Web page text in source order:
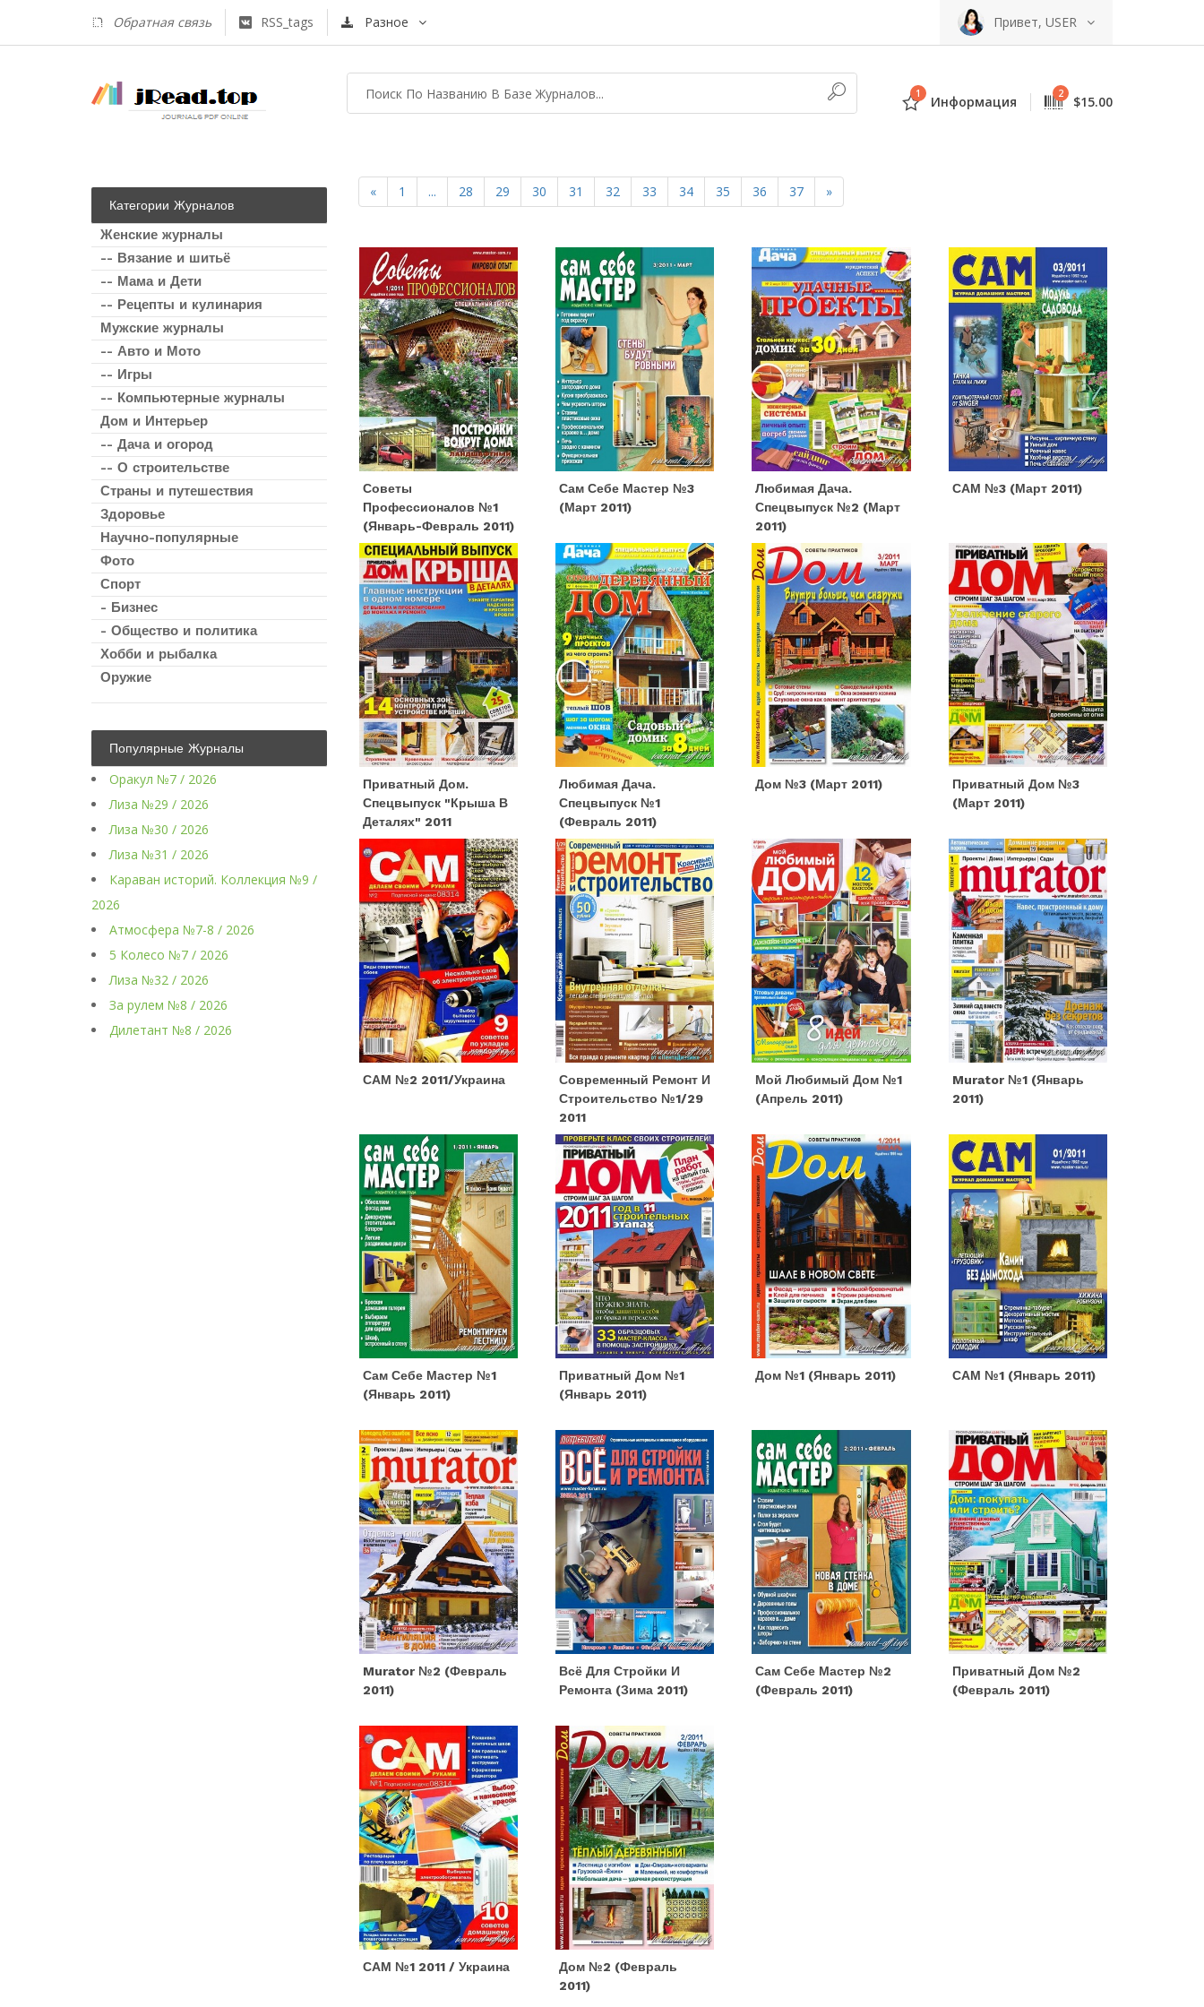
Обратная связь RSS_tags Разное Привет, USER
1 Информация 2 $15.00
Категории Журналов
Женские журналы
-- Вязание и шитьё
-- Мама и Дети
-- Рецепты и кулинария
Мужские журналы
-- Авто и Мото
-- Игры
-- Компьютерные журналы
Дом и Интерьер
-- Дача и огород
-- О строительстве
Страны и путешествия
Здоровье
Научно-популярные
Фото
Спорт
- Бизнес
- Общество и политика
Хобби и рыбалка
Оружие
Популярные Журналы
Оракул №7 / 2026
Лиза №29 / 2026
Лиза №30 / 2026
Лиза №31 / 2026
Караван историй. Коллекция №9 /
2026
Атмосфера №7-8 / 2026
5 Колесо №7 / 2026
Лиза №32 / 2026
За рулем №8 / 2026
Дилетант №8 / 2026
« 1 ... 28 29 30 31 32 33 34 35 36 37 »
Советы
Профессионалов №1
(январь-Февраль 2011)
Сам Себе Мастер №3
(март 2011)
Любимая Дача.
Спецвыпуск №2 (март
2011)
САМ №3 (март 2011)
Приватный Дом.
Спецвыпуск "Крыша В
Деталях" 2011
Любимая Дача.
Спецвыпуск №1
(февраль 2011)
Дом №3 (март 2011)
Приватный Дом №3
(март 2011)
САМ №2 2011/Украина
Современный Ремонт И
Строительство №1/29
2011
Мой Любимый Дом №1
(апрель 2011)
Murator №1 (январь
2011)
Сам Себе Мастер №1
(январь 2011)
Приватный Дом №1
(январь 2011)
Дом №1 (январь 2011) САМ №1 (январь 2011)
Murator №2 (февраль
2011)
Всё Для Стройки И
Ремонта (зима 2011)
Сам Себе Мастер №2
(февраль 2011)
Приватный Дом №2
(февраль 2011)
САМ №1 2011 / Украина
Дом №2 (февраль
2011)